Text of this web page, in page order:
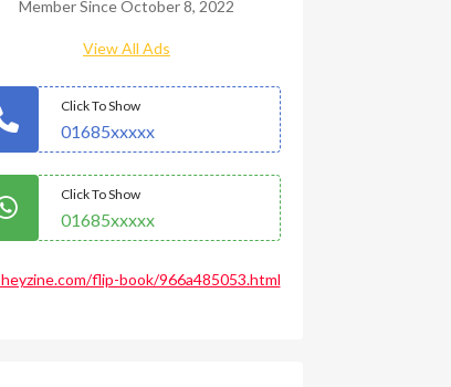
Member Since October 8, 2022
View All Ads
Click To Show
01685xxxxx
Click To Show
01685xxxxx
heyzine.com/flip-book/966a485053.html